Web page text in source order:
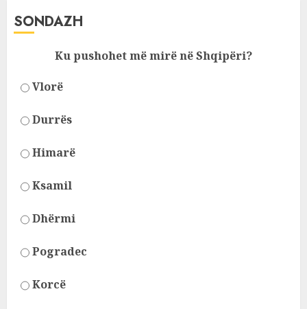
SONDAZH
Ku pushohet më mirë në Shqipëri?
Vlorë
Durrës
Himarë
Ksamil
Dhërmi
Pogradec
Korcë